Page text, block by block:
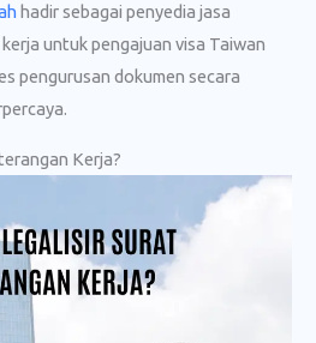
hadir sebagai penyedia jasa
untuk pengajuan visa Taiwan
pengurusan dokumen secara
Kerja?